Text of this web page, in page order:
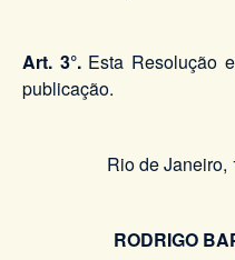
Art. 3°.Esta Resolução
publicação.
Rio de Janeiro,
RODRIGO